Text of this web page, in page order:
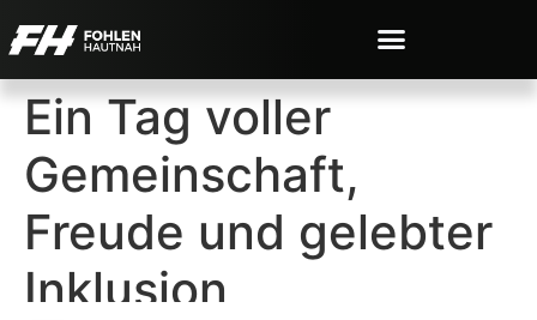
Ein Tag voller
Gemeinschaft,
Freude und gelebter
Inklusion